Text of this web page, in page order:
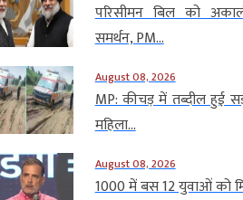
परिसीमन बिल को
समर्थन, PM...
August 08, 2026
MP: कीचड़ में तब्दील हुई
महिला...
August 08, 2026
1000 में बस 12 युवाओं को